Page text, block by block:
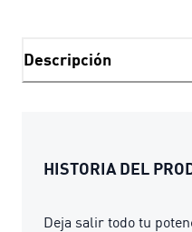
Descripción
HISTORIA DEL
Deja salir todo tu